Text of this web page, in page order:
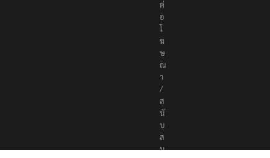
ติ
ด
ต่
อ
โ
ฆ
ษ
ณ
า
/
ส
นั
บ